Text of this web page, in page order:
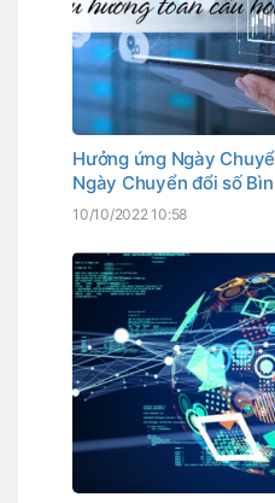
Hưởng ứng Ngày
Ngày Chuyển đổi số
Chuyển đổi số vì cuộc
10/10/2022 10:58